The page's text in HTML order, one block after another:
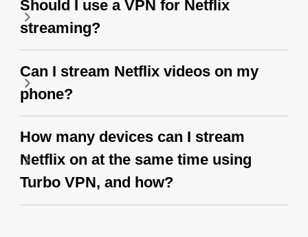
Should I use a VPN for Netflix
streaming?
Can I stream Netflix videos on my
phone?
How many devices can I stream
Netflix on at the same time using
Turbo VPN, and how?